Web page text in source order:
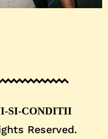
SI-CONDITII
Reserved.